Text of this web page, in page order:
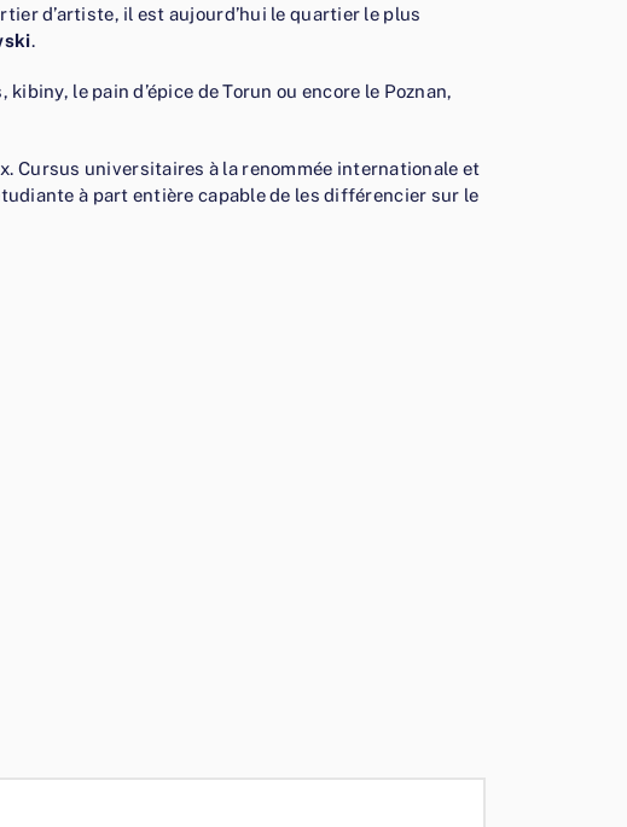
d’artiste, il est aujourd’hui le quartier le plus
.
le pain d’épice de Torun ou encore le Poznan,
Cursus universitaires à la renommée internationale et
à part entière capable de les différencier sur le